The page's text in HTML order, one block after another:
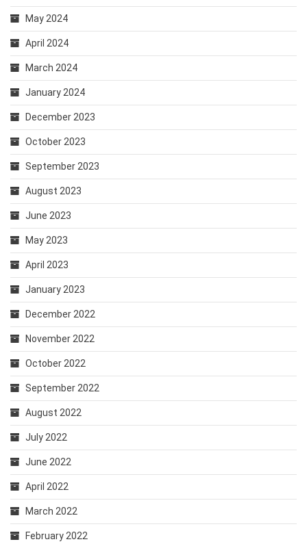
May 2024
April 2024
March 2024
January 2024
December 2023
October 2023
September 2023
August 2023
June 2023
May 2023
April 2023
January 2023
December 2022
November 2022
October 2022
September 2022
August 2022
July 2022
June 2022
April 2022
March 2022
February 2022